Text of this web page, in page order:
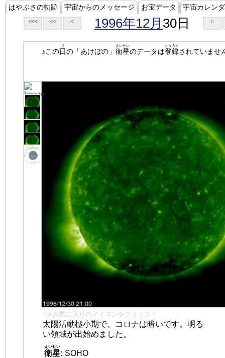
はやぶさの軌跡 宇宙からのメッセージ お宝データ 宇宙カレン
<<< << < 1996年12月 30日 >
♪この日
ひ
の「あけぼの」 衛星
えいせい
のデータは登録
とうろく
されていませ
👈 お気に入りのアイコンをクリック！
太陽活動極小期で、コロナは暗いです。明る
い領域が出始めました。
衛星
えいせい
: SOHO